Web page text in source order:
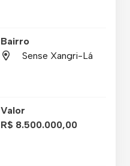
Bairro
Sense Xangri-Lá
Valor
R$ 8.500.000,00